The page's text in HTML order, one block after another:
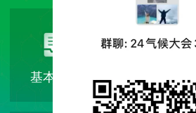
基本信息 组织机构